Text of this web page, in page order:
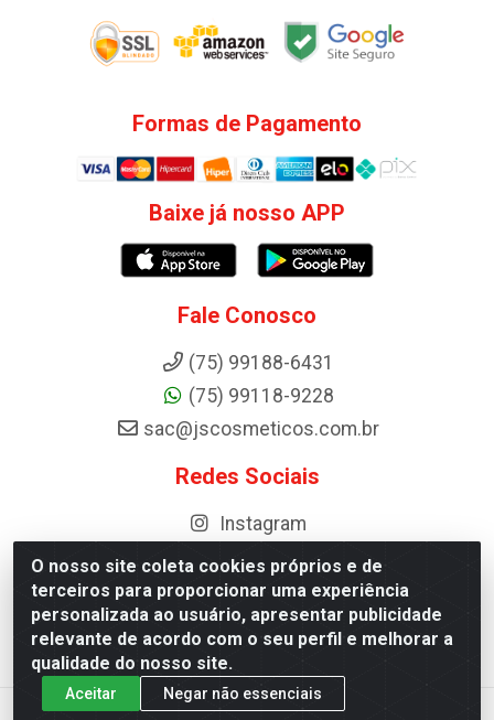
O nosso site coleta cookies próprios e de
terceiros para proporcionar uma experiência
personalizada ao usuário, apresentar publicidade
relevante de acordo com o seu perfil e melhorar a
qualidade do nosso site.
Aceitar
Negar não essenciais
Formas de Pagamento
Baixe já nosso APP
Fale Conosco
(75) 99188-6431
(75) 99118-9228
sac@jscosmeticos.com.br
Redes Sociais
Instagram
Distribuidora de Cosméticos Antoneto LTDA - BA-052, km 87 -
Industrial, Ipirá - BA, 44600-000 - CNPJ 10.984.107/0001-75